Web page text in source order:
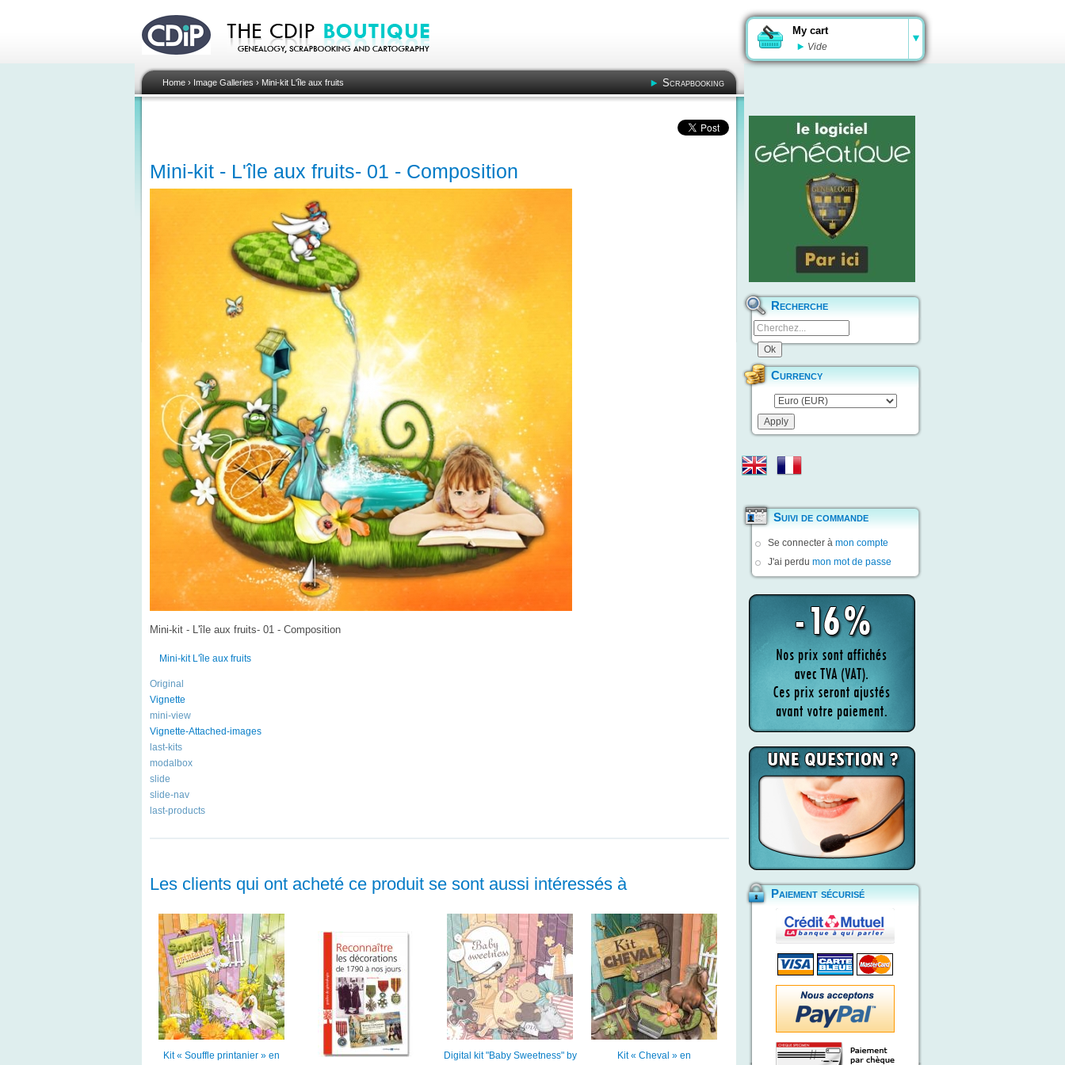
My cart
Vide
Home› Image Galleries › Mini-kit L'île aux fruits Scrapbooking
Mini-kit - L'île aux fruits- 01 - Composition
Mini-kit - L'île aux fruits- 01 - Composition
Mini-kit L'île aux fruits
Original
Vignette
mini-view
Vignette-Attached-images
last-kits
modalbox
slide
slide-nav
last-products
Les clients qui ont acheté ce produit se sont aussi intéressés à
Kit « Souffle printanier » en Digital kit "Baby Sweetness" by Kit « Cheval » en
Recherche
Currency
Suivi de commande
Se connecter à mon compte
J'ai perdu mon mot de passe
Paiement sécurisé